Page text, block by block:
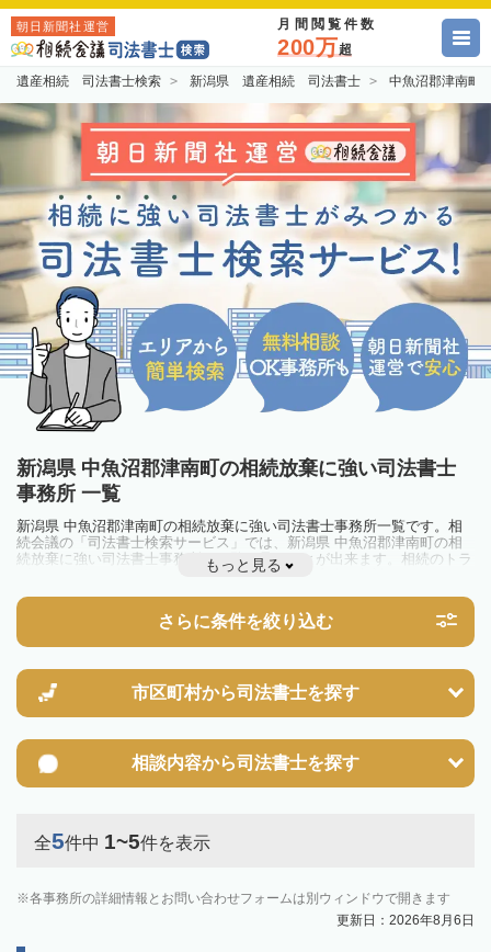
朝日新聞社運営 月間閲覧件数
200万超
遺産相続 司法書士検索 新潟県 遺産相続 司法書士 中魚沼郡津南
新潟県 中魚沼郡津南町の相続放棄に強い司法書士
事務所 一覧
新潟県 中魚沼郡津南町の相続放棄に強い司法書士事務所一覧です。相
続会議の「司法書士検索サービス」では、新潟県 中魚沼郡津南町の相
続放棄に強い司法書士事務所を一覧で見ることが出来ます。相続のトラ
ブルやお悩みを抱えている方は一度近隣の司法書士に相談してみましょ
もっと見る
さらに条件を絞り込む
市区町村から司法書士を探す
相談内容から司法書士を探す
全5件中 1~5件を表示
各事務所の詳細情報とお問い合わせフォームは別ウィンドウで開きます
更新日：2026年8月6日